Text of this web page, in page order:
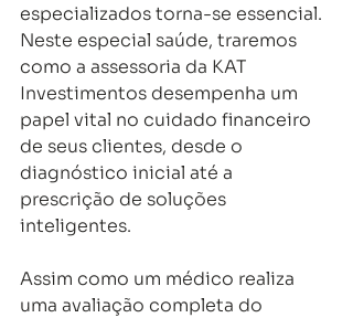
especializados torna-se essencial.
Neste especial saúde, traremos
como a assessoria da KAT
Investimentos desempenha um
papel vital no cuidado financeiro
de seus clientes, desde o
diagnóstico inicial até a
prescrição de soluções
inteligentes.
Assim como um médico realiza
uma avaliação completa do